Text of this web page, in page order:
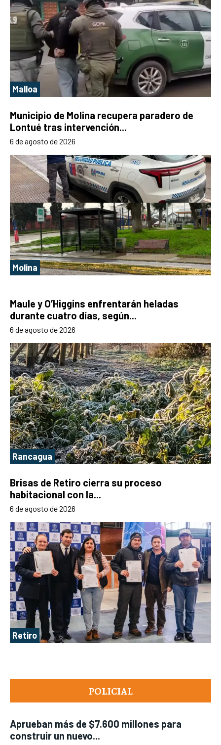
POLICIAL
Aprueban más de $7.600 millones para
construir un nuevo...
Malloa
Municipio de Molina recupera paradero de
Lontué tras intervención...
6 de agosto de 2026
Molina
Maule y O’Higgins enfrentarán heladas
durante cuatro días, según...
6 de agosto de 2026
Rancagua
Brisas de Retiro cierra su proceso
habitacional con la...
6 de agosto de 2026
Retiro